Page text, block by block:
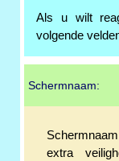
Als u wilt
volgende
Schermnaam:
extra